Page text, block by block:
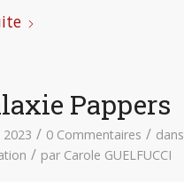
Pappers
/ 0 Commentaires / dans
/ par Carole GUELFUCCI